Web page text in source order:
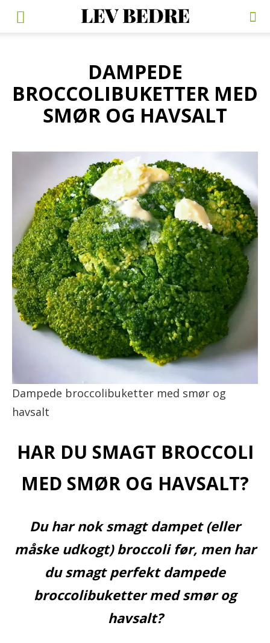
DAMPEDE
BROCCOLIBUKETTER MED
SMØR OG HAVSALT
Dampede broccolibuketter med smør og
havsalt
HAR DU SMAGT BROCCOLI
MED SMØR OG HAVSALT?
Du har nok smagt dampet (eller
måske udkogt) broccoli før, men har
du smagt perfekt dampede
broccolibuketter med smør og
havsalt?